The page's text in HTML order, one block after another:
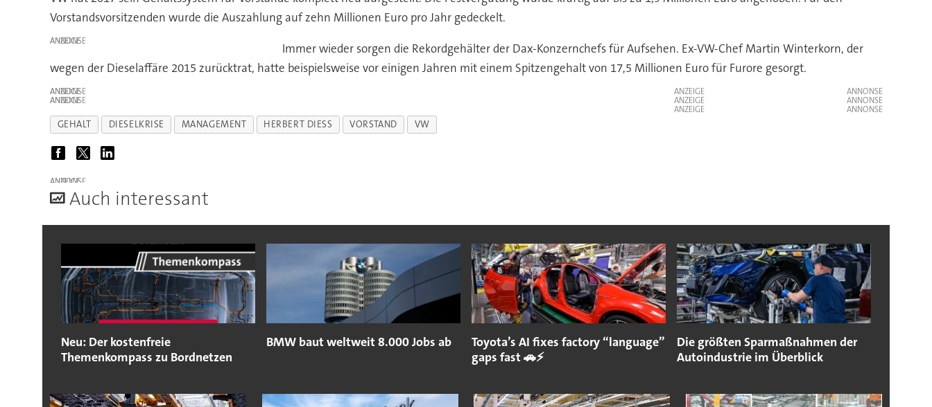
Vorstandsvorsitzenden wurde die Auszahlung auf zehn Millionen Euro pro Jahr gedeckelt.
ANZEIGE
Immer wieder sorgen die Rekordgehälter der Dax-Konzernchefs für Aufsehen. Ex-VW-Chef Martin Winterkorn, der
wegen der Dieselaffäre 2015 zurücktrat, hatte beispielsweise vor einigen Jahren mit einem Spitzengehalt von 17,5 Millionen Euro für Furore gesorgt.
ANZEIGE
ANZEIGE
ANZEIGE
ANZEIGE
ANZEIGE
GEHALT DIESELKRISE MANAGEMENT HERBERT DIESS VORSTAND VW
ANZEIGE
Auch interessant
Neu: Der kostenfreie
Themenkompass zu Bordnetzen
BMW baut weltweit 8.000 Jobs ab
Toyota’s AI fixes factory “language”
gaps fast 🚗⚡
Die größten Sparmaßnahmen der
Autoindustrie im Überblick